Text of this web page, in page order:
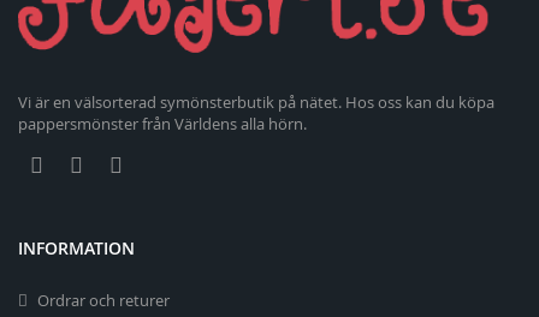
Vi är en välsorterad symönsterbutik på nätet. Hos oss kan du köpa
pappersmönster från Världens alla hörn.
INFORMATION
Ordrar och returer